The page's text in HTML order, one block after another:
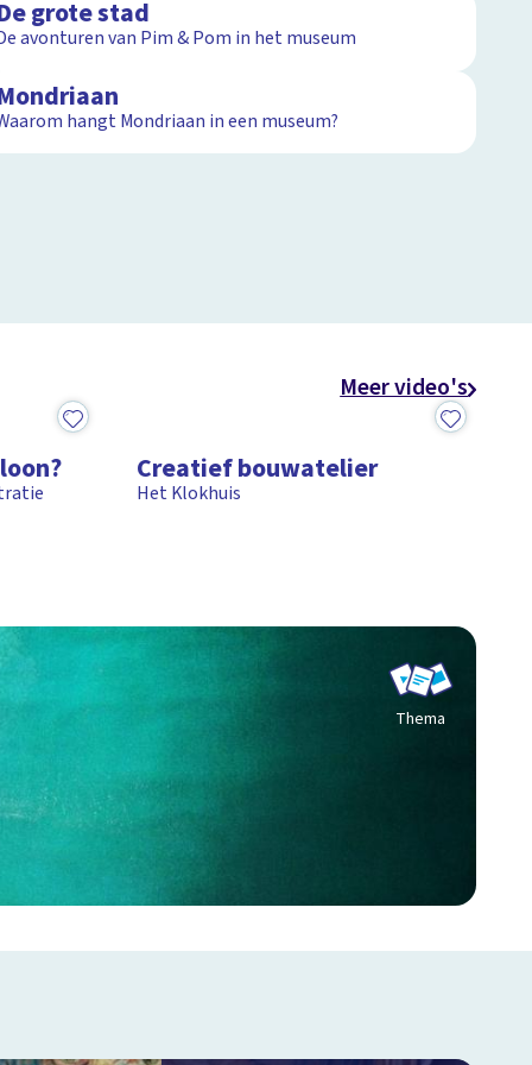
grote stad
avonturen van Pim & Pom in het museum
hangt Mondriaan in een museum?
1:39
Meer video's
Creatief bouwatelier
Het Klokhuis
Thema